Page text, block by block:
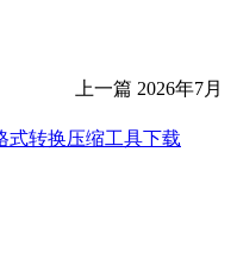
上一篇 2026年7月
式转换压缩工具下载